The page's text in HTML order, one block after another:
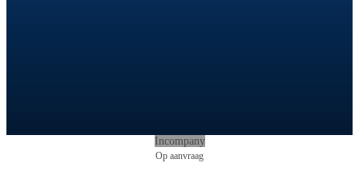
Incompany
Op aanvraag